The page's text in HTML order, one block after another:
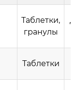
Таблетки,
гранулы
Таблетки